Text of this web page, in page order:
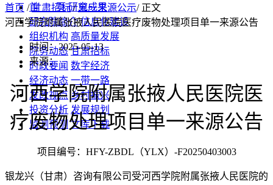
首 页 研究成果
研究院简介 信息化建设
组织机构 高质量发展
院务动态 甘肃招标
时政要闻 数字经济
经济动态 一带一路
发改视点 乡村振兴
投资分析 发展规划
监测预测 文库下载
首页 /甘肃招标/单一来源公示/ 正文
河西学院附属张掖人民医院医疗废物处理项目单一来源公告
时间：2025-05-13
来源：
河西学院附属张掖人民医院医
疗废物处理项目单一来源公告
项目编号： HFY-ZBDL （YLX）-F20250403003
银龙兴（甘肃）咨询有限公司 受河西学院附属张掖人民医院的